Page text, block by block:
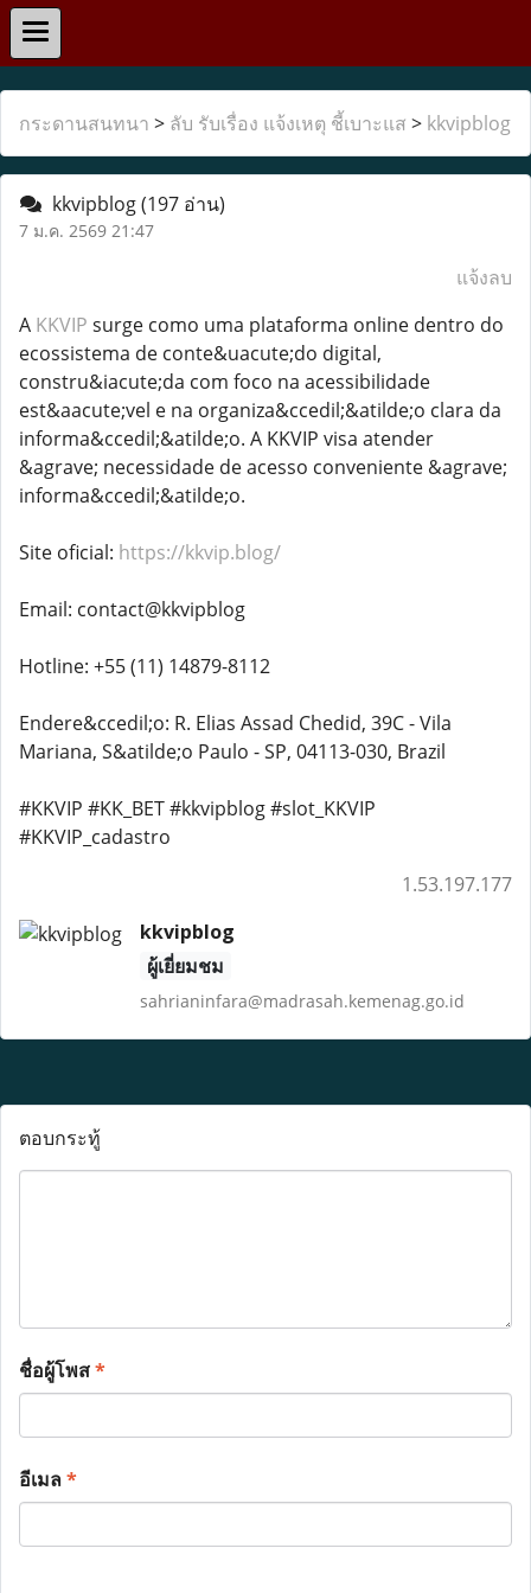
กระดานสนทนา > ลับ รับเรื่อง แจ้งเหตุ ชี้เบาะแส > kkvipblog
kkvipblog(197 อ่าน)
7 ม.ค. 2569 21:47
แจ้งลบ
A KKVIP surge como uma plataforma online dentro do
ecossistema de conte&uacute;do digital,
constru&iacute;da com foco na acessibilidade
est&aacute;vel e na organiza&ccedil;&atilde;o clara da
informa&ccedil;&atilde;o. A KKVIP visa atender
&agrave; necessidade de acesso conveniente &agrave;
informa&ccedil;&atilde;o.
Site oficial: https://kkvip.blog/
Email: contact@kkvipblog
Hotline: +55 (11) 14879-8112
Endere&ccedil;o: R. Elias Assad Chedid, 39C - Vila
Mariana, S&atilde;o Paulo - SP, 04113-030, Brazil
#KKVIP #KK_BET #kkvipblog #slot_KKVIP
#KKVIP_cadastro
1.53.197.177
kkvipblog
ผู้เยี่ยมชม
sahrianinfara@madrasah.kemenag.go.id
ตอบกระทู้
ชื่อผู้โพส*
อีเมล*